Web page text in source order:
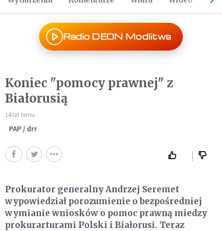
Radio DEON Modlitwa
Koniec "pomocy prawnej" z
Białorusią
14 lat temu
PAP / drr
Prokurator generalny Andrzej Seremet
wypowiedział porozumienie o bezpośredniej
wymianie wniosków o pomoc prawną miedzy
prokurarturami Polski i Białorusi. Teraz